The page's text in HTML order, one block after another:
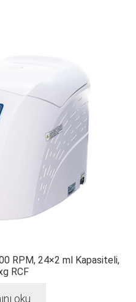
RPM, 24×2 ml Kapasiteli,
RCF
oku